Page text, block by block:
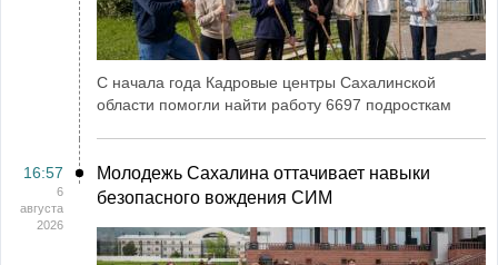
С начала года Кадровые центры Сахалинской
области помогли найти работу 6697 подросткам
16:57
6
августа
2026
Молодежь Сахалина оттачивает навыки
безопасного вождения СИМ